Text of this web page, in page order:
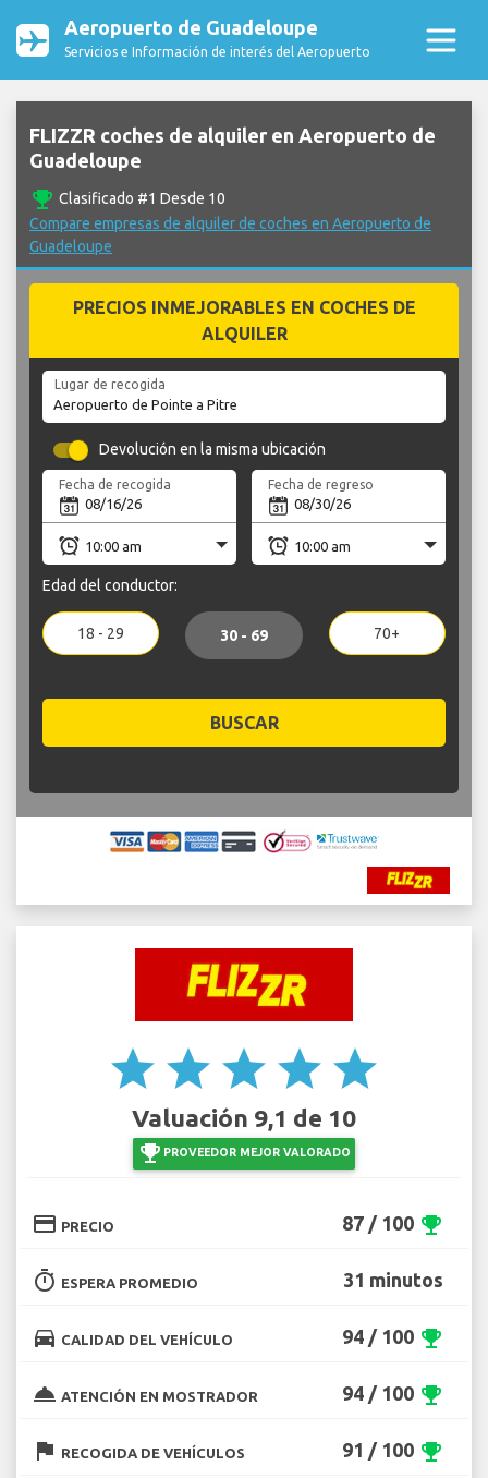
Aeropuerto de Guadeloupe
Servicios e Información de interés del Aeropuerto
FLIZZR coches de alquiler en Aeropuerto de
Guadeloupe
emoji_events Clasificado #1 Desde 10
Compare empresas de alquiler de coches en Aeropuerto de
Guadeloupe
PRECIOS INMEJORABLES EN COCHES DE
ALQUILER
Lugar de recogida
Devolución en la misma ubicación
Fecha de recogida Fecha de regreso
Edad del conductor:
18 - 29 30 - 69 70+
BUSCAR
star star star star star
Valuación 9,1 de 10
emoji_events PROVEEDOR MEJOR VALORADO
credit_card PRECIO 87 / 100 emoji_events
timer ESPERA PROMEDIO 31 minutos
directions_car CALIDAD DEL VEHÍCULO 94 / 100 emoji_events
room_service ATENCIÓN EN MOSTRADOR 94 / 100 emoji_events
flag RECOGIDA DE VEHÍCULOS 91 / 100 emoji_events